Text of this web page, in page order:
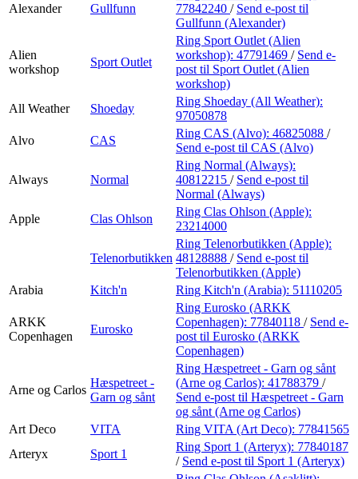
Alexander Gullfunn
77842240 / Send e-post til
Gullfunn (Alexander)
Alien
workshop
Sport Outlet
Ring Sport Outlet (Alien
workshop): 47791469 / Send e-
post til Sport Outlet (Alien
workshop)
All Weather
Shoeday
Ring Shoeday (All Weather):
97050878
Alvo
CAS
Ring CAS (Alvo): 46825088 /
Send e-post til CAS (Alvo)
Always Normal
Ring Normal (Always):
40812215 / Send e-post til
Normal (Always)
Apple
Clas Ohlson
Ring Clas Ohlson (Apple):
23214000
Telenorbutikken
Ring Telenorbutikken (Apple):
48128888 / Send e-post til
Telenorbutikken (Apple)
Arabia
Kitch'n Ring Kitch'n (Arabia): 51110205
ARKK
Copenhagen
Eurosko
Ring Eurosko (ARKK
Copenhagen): 77840118 / Send e-
post til Eurosko (ARKK
Copenhagen)
Arne og Carlos
Hæspetreet -
Garn og sånt
Ring Hæspetreet - Garn og sånt
(Arne og Carlos): 41788379 /
Send e-post til Hæspetreet - Garn
og sånt (Arne og Carlos)
Art Deco
VITA Ring VITA (Art Deco): 77841565
Arteryx
Sport 1
Ring Sport 1 (Arteryx): 77840187
/ Send e-post til Sport 1 (Arteryx)